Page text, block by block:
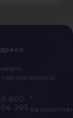
0 800
205
*